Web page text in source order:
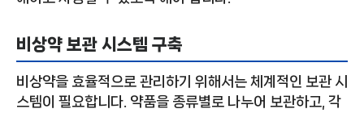
비상약 보관 시스템 구축
비상약을 효율적으로 관리하기 위해서는 체계적인 보관 시
스템이 필요합니다. 약품을 종류별로 나누어 보관하고, 각